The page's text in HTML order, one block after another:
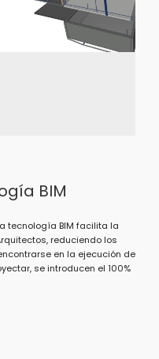
BIM
tecnología BIM facilita la
reduciendo los
en la ejecución de
se introducen el 100%